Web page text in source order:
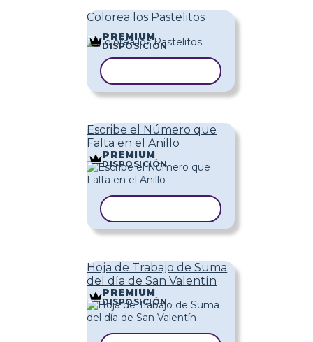
Colorea los Pastelitos
PREMIUM
DISPOSICIÓN
Escribe el Número que
Falta en el Anillo
PREMIUM
DISPOSICIÓN
Hoja de Trabajo de Suma
del día de San Valentín
PREMIUM
DISPOSICIÓN